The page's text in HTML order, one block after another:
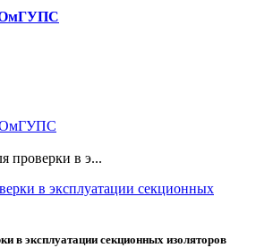
ОмГУПС
ОмГУПС
проверки в э...
в эксплуатации секционных
в эксплуатации секционных изоляторов